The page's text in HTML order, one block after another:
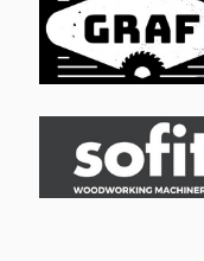
RETROFIT 2024